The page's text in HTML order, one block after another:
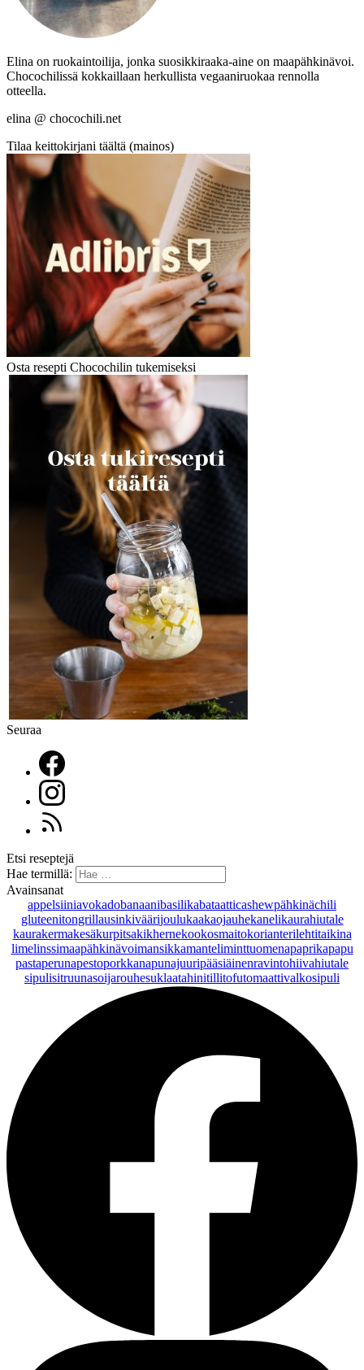
Elina on ruokaintoilija, jonka suosikkiraaka-aine on maapähkinävoi.
Chocochilissä kokkaillaan herkullista vegaaniruokaa rennolla
otteella.
elina @ chocochili.net
Tilaa keittokirjani täältä (mainos)
Osta resepti Chocochilin tukemiseksi
Seuraa
Etsi reseptejä
Hae termillä:
Avainsanat
appelsiiniavokadobanaanibasilikabataatticashewpähkinächili
gluteenitongrillausinkiväärijoulukaakaojauhekanelikaurahiutale
kaurakermakesäkurpitsakikhernekookosmaitokorianterilehtitaikina
limelinssimaapähkinävoimansikkamanteliminttuomenapaprikapapu
pastaperunapestoporkkanapunajuuripääsiäinenravintohiivahiutale
sipulisitruunasoijarouhesuklaatahinitillitofutomaattivalkosipuli